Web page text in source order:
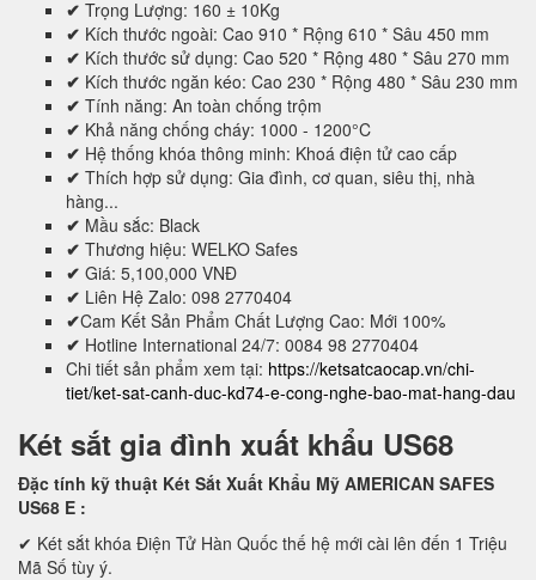
✔ Trọng Lượng: 160 ± 10Kg
✔ Kích thước ngoài: Cao 910 * Rộng 610 * Sâu 450 mm
✔ Kích thước sử dụng: Cao 520 * Rộng 480 * Sâu 270 mm
✔ Kích thước ngăn kéo: Cao 230 * Rộng 480 * Sâu 230 mm
✔ Tính năng: An toàn chống trộm
✔ Khả năng chống cháy: 1000 - 1200°C
✔ Hệ thống khóa thông minh: Khoá điện tử cao cấp
✔ Thích hợp sử dụng: Gia đình, cơ quan, siêu thị, nhà
hàng...
✔ Mầu sắc: Black
✔ Thương hiệu: WELKO Safes
✔ Giá: 5,100,000 VNĐ
✔ Liên Hệ Zalo: 098 2770404
✔Cam Kết Sản Phẩm Chất Lượng Cao: Mới 100%
✔ Hotline International 24/7: 0084 98 2770404
Chi tiết sản phẩm xem tại: https://ketsatcaocap.vn/chi-
tiet/ket-sat-canh-duc-kd74-e-cong-nghe-bao-mat-hang-dau
Két sắt gia đình xuất khẩu US68
Đặc tính kỹ thuật Két Sắt Xuất Khẩu Mỹ AMERICAN SAFES
US68 E :
✔ Két sắt khóa Điện Tử Hàn Quốc thế hệ mới cài lên đến 1 Triệu
Mã Số tùy ý.